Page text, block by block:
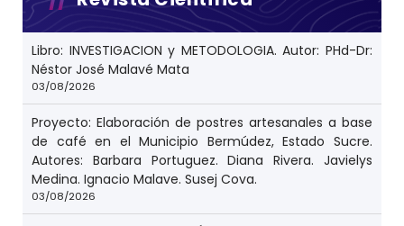
Libro: INVESTIGACION y METODOLOGIA. Autor: PHd-Dr:
Néstor José Malavé Mata
03/08/2026
Proyecto: Elaboración de postres artesanales a base
de café en el Municipio Bermúdez, Estado Sucre.
Autores: Barbara Portuguez. Diana Rivera. Javielys
Medina. Ignacio Malave. Susej Cova.
03/08/2026